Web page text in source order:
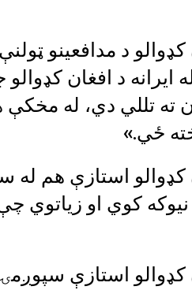
د مدافعینو
ایرانه د افغان
ته تللي دي، له
ځي.»
کډوالو استازې هم
نیوکه کوي او زیاتوي
کډوالو استازې